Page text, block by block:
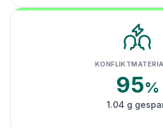
95%
1.04 g